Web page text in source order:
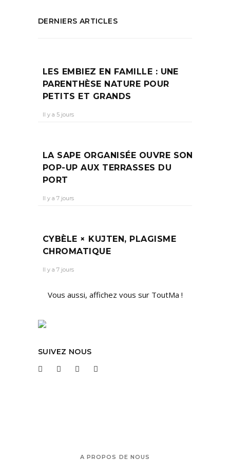
DERNIERS ARTICLES
LES EMBIEZ EN FAMILLE : UNE
PARENTHÈSE NATURE POUR
PETITS ET GRANDS
Il y a 5 jours
LA SAPE ORGANISÉE OUVRE SON
POP-UP AUX TERRASSES DU
PORT
Il y a 7 jours
CYBÈLE × KUJTEN, PLAGISME
CHROMATIQUE
Il y a 7 jours
Vous aussi, affichez vous sur ToutMa !
SUIVEZ NOUS
A PROPOS DE NOUS